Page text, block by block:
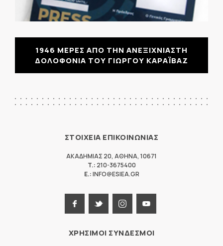
1946 ΜΕΡΕΣ ΑΠΟ ΤΗΝ ΑΝΕΞΙΧΝΙΑΣΤΗ
ΔΟΛΟΦΟΝΙΑ ΤΟΥ ΓΙΩΡΓΟΥ ΚΑΡΑΪΒΑΖ
ΣΤΟΙΧΕΙΑ ΕΠΙΚΟΙΝΩΝΙΑΣ
ΑΚΑΔΗΜΙΑΣ 20, ΑΘΗΝΑ, 10671
T.: 210-3675400
E.:INFO@ESIEA.GR
ΧΡΗΣΙΜΟΙ ΣΥΝΔΕΣΜΟΙ